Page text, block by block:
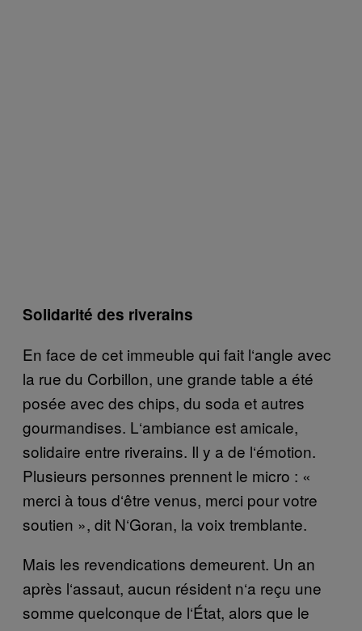
Solidarité des riverains
En face de cet immeuble qui fait l‘angle avec
la rue du Corbillon, une grande table a été
posée avec des chips, du soda et autres
gourmandises. L‘ambiance est amicale,
solidaire entre riverains. Il y a de l‘émotion.
Plusieurs personnes prennent le micro : «
merci à tous d‘être venus, merci pour votre
soutien », dit N‘Goran, la voix tremblante.
Mais les revendications demeurent. Un an
après l‘assaut, aucun résident n‘a reçu une
somme quelconque de l‘État, alors que le